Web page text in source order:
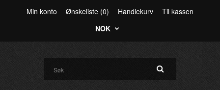
Min konto Ønskeliste (0) Handlekurv
Til kassen
NOK